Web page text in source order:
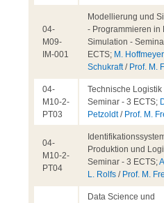
04-
M09-
IM-001
Modellierung und
- Programmieren in
Simulation -
ECTS; M. Hoffmeyer
Schukraft/ Prof. M.
04-
M10-2-
PT03
Technische Logistik
Seminar - 3 ECTS;
Petzoldt/ Prof. M.
04-
M10-2-
PT04
Produktion und
Seminar - 3 ECTS;
L. Rolfs / Prof. M.
Data Science und